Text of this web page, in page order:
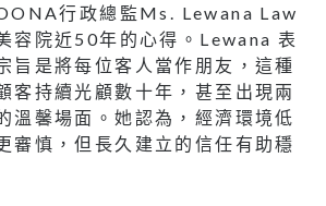
行政總監Ms. Lewana Law
容院近50年的心得。Lewana 表
旨是將每位客人當作朋友，這種
客持續光顧數十年，甚至出現兩
溫馨場面。她認為，經濟環境低
審慎，但長久建立的信任有助穩